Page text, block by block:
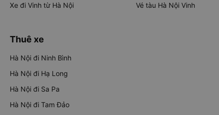
Xe đi Vinh từ Hà Nội
Vé tàu Hà Nội Vinh
Thuê xe
Hà Nội đi Ninh Bình
Hà Nội đi Hạ Long
Hà Nội đi Sa Pa
Hà Nội đi Tam Đảo